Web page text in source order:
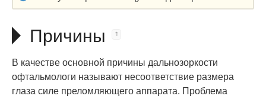
Причины
В качестве основной причины дальнозоркости
офтальмологи называют несоответствие размера
глаза силе преломляющего аппарата. Проблема